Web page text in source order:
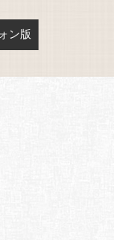
ン版